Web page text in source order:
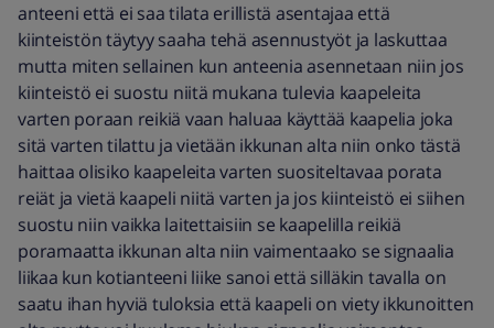
anteeni että ei saa tilata erillistä asentajaa että
kiinteistön täytyy saaha tehä asennustyöt ja laskuttaa
mutta miten sellainen kun anteenia asennetaan niin jos
kiinteistö ei suostu niitä mukana tulevia kaapeleita
varten poraan reikiä vaan haluaa käyttää kaapelia joka
sitä varten tilattu ja vietään ikkunan alta niin onko tästä
haittaa olisiko kaapeleita varten suositeltavaa porata
reiät ja vietä kaapeli niitä varten ja jos kiinteistö ei siihen
suostu niin vaikka laitettaisiin se kaapelilla reikiä
poramaatta ikkunan alta niin vaimentaako se signaalia
liikaa kun kotianteeni liike sanoi että silläkin tavalla on
saatu ihan hyviä tuloksia että kaapeli on viety ikkunoitten